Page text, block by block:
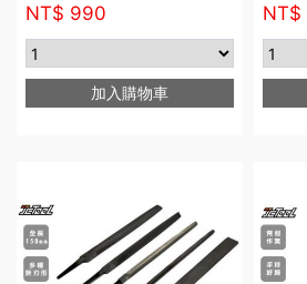
NT$ 990
加入購物車
NT$